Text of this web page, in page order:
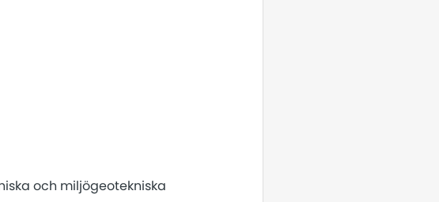
och miljögeotekniska